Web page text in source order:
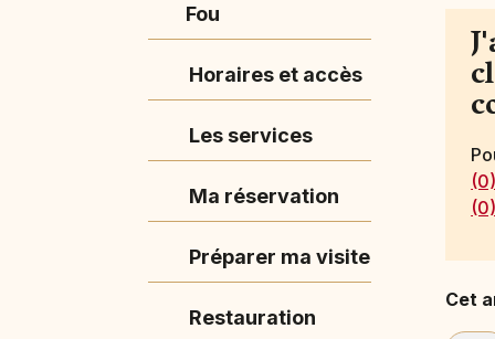
Fou
Horaires et accès
Les services
Ma réservation
Préparer ma visite
Restauration
Cet